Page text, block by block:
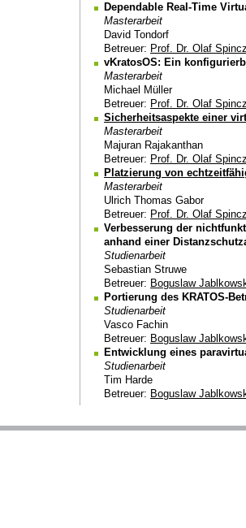
Dependable Real-Time
Masterarbeit
David Tondorf
Betreuer: Prof. Dr. Olaf
vKratosOS: Ein
Masterarbeit
Michael Müller
Betreuer: Prof. Dr. Olaf
Sicherheitsaspekte einer
Masterarbeit
Majuran Rajakanthan
Betreuer: Prof. Dr. Olaf
Platzierung von
Masterarbeit
Ulrich Thomas Gabor
Betreuer: Prof. Dr. Olaf
Verbesserung der
anhand einer
Studienarbeit
Sebastian Struwe
Betreuer: Boguslaw
Portierung des KRATOS-
Studienarbeit
Vasco Fachin
Betreuer: Boguslaw
Entwicklung eines
Studienarbeit
Tim Harde
Betreuer: Boguslaw